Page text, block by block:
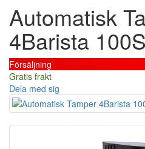
Automatisk
4Barista
Försäljning
Gratis frakt
Dela med sig